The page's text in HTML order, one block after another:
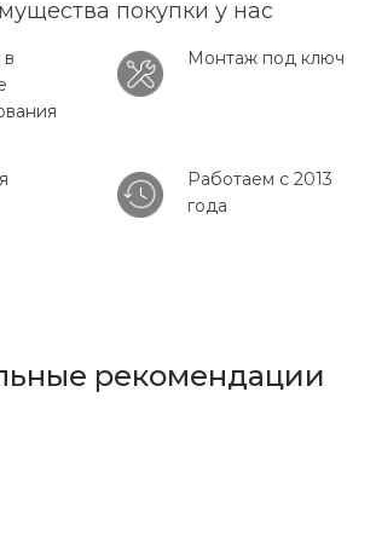
покупки у нас
Монтаж под ключ
Работаем с 2013
года
рекомендации